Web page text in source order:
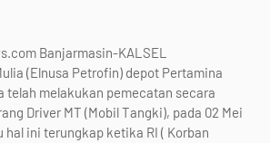
Banjarmasin-KALSEL
(Elnusa Petrofin) depot Pertamina
telah melakukan pemecatan secara
Driver MT (Mobil Tangki), pada 02 Mei
hal ini terungkap ketika RI ( Korban